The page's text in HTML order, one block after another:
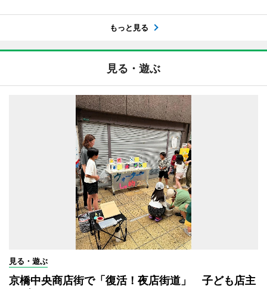
もっと見る
見る・遊ぶ
見る・遊ぶ
京橋中央商店街で「復活！夜店街道」 子ども店主